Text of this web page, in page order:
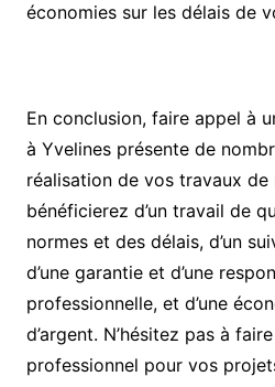
économies sur les délais de
En conclusion, faire appel à
à Yvelines présente de
réalisation de vos travaux de
bénéficierez d’un travail de
normes et des délais, d’un
d’une garantie et d’une
professionnelle, et d’une
d’argent. N’hésitez pas à
professionnel pour vos